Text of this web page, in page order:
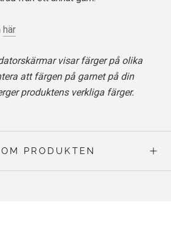
här
visar färger på olika
att färgen på garnet på din
produktens verkliga färger.
PRODUKTEN